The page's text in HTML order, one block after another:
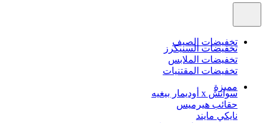
تخفيضات الصيف
تخفيضات السنيكرز
تخفيضات الملابس
تخفيضات المقتنيات
مميزة
سواتش x أوديمار بيغيه
حقائب هيرميس
نايكي مايند